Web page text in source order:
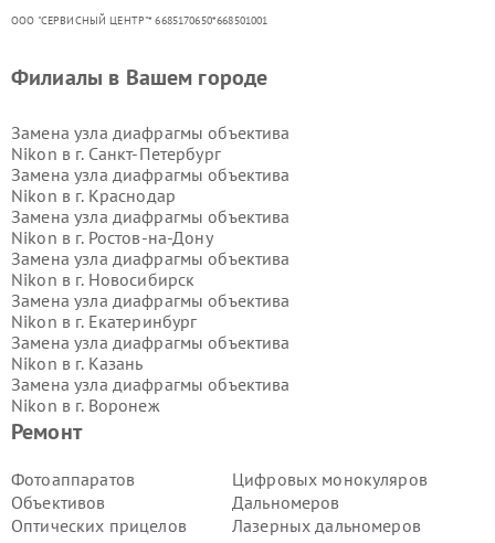
ООО "СЕРВИСНЫЙ ЦЕНТР"* 6685170650*668501001
Ремонт
Фотоаппаратов
Объективов
Оптических прицелов
Цифровых монокуляров
Дальномеров
Лазерных дальномеров
Филиалы в Вашем городе
Замена узла диафрагмы объектива
Nikon в г. Санкт-Петербург
Замена узла диафрагмы объектива
Nikon в г. Краснодар
Замена узла диафрагмы объектива
Nikon в г. Ростов-на-Дону
Замена узла диафрагмы объектива
Nikon в г. Новосибирск
Замена узла диафрагмы объектива
Nikon в г. Екатеринбург
Замена узла диафрагмы объектива
Nikon в г. Казань
Замена узла диафрагмы объектива
Nikon в г. Воронеж
Замена узла диафрагмы объектива
Замена узла диафрагмы объектива
Nikon в г.Самара
Замена узла диафрагмы объектива
Nikon в г.Пермь